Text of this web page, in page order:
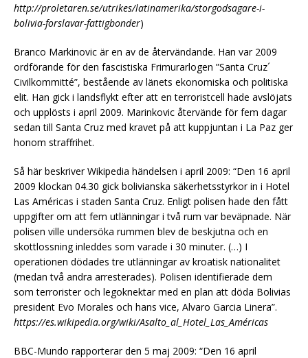
http://proletaren.se/utrikes/latinamerika/storgodsagare-i-
bolivia-forslavar-fattigbonder)
Branco Markinovic är en av de återvändande. Han var 2009
ordförande för den fascistiska Frimurarlogen ”Santa Cruz´
Civilkommitté”, bestående av länets ekonomiska och politiska
elit. Han gick i landsflykt efter att en terroristcell hade avslöjats
och upplösts i april 2009. Marinkovic återvände för fem dagar
sedan till Santa Cruz med kravet på att kuppjuntan i La Paz ger
honom straffrihet.
Så här beskriver Wikipedia händelsen i april 2009: “Den 16 april
2009 klockan 04.30 gick bolivianska säkerhetsstyrkor in i Hotel
Las Américas i staden Santa Cruz. Enligt polisen hade den fått
uppgifter om att fem utlänningar i två rum var beväpnade. När
polisen ville undersöka rummen blev de beskjutna och en
skottlossning inleddes som varade i 30 minuter. (…) I
operationen dödades tre utlänningar av kroatisk nationalitet
(medan två andra arresterades). Polisen identifierade dem
som terrorister och legoknektar med en plan att döda Bolivias
president Evo Morales och hans vice, Alvaro Garcia Linera”.
https://es.wikipedia.org/wiki/Asalto_al_Hotel_Las_Américas
BBC-Mundo rapporterar den 5 maj 2009: “Den 16 april